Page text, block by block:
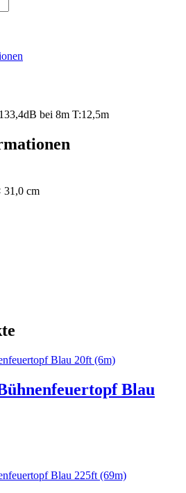
bei 8m T:12,5m
31,0 cm
Blau